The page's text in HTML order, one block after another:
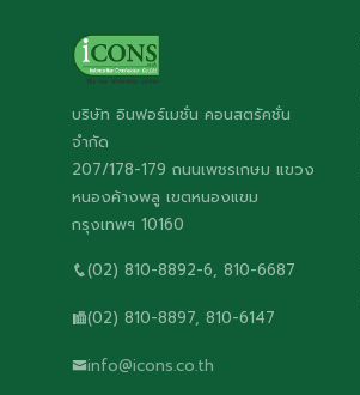
บริษัท อินฟอร์เมชั่น คอนสตรัคชั่น
จำกัด
207/178-179 ถนนเพชรเกษม แขวง
หนองค้างพลู เขตหนองแขม
กรุงเทพฯ 10160
(02) 810-8892-6, 810-6687
(02) 810-8897, 810-6147
info@icons.co.th